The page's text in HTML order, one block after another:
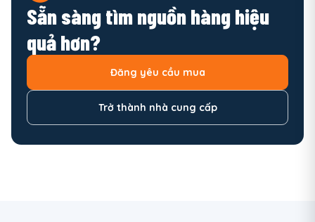
Sẵn sàng tìm nguồn hàng hiệu
quả hơn?
Đăng yêu cầu mua
Trở thành nhà cung cấp